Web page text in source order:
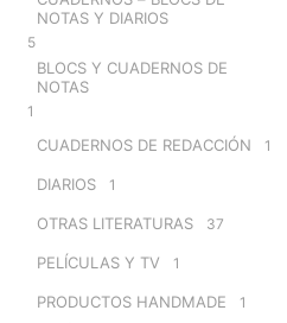
NOTAS Y DIARIOS
5
BLOCS Y CUADERNOS DE
NOTAS
1
CUADERNOS DE REDACCIÓN 1
DIARIOS 1
OTRAS LITERATURAS 37
PELÍCULAS Y TV 1
PRODUCTOS HANDMADE 1